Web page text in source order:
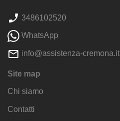
3486102520
WhatsApp
info@assistenza-cremona.it
Site map
Chi siamo
Contatti